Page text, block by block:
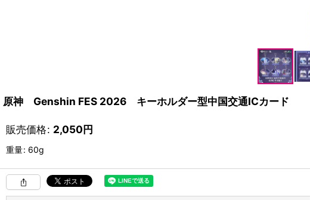
原神 Genshin FES 2026 キーホルダー型中国交通ICカード
販売価格: 2,050円
重量: 60g